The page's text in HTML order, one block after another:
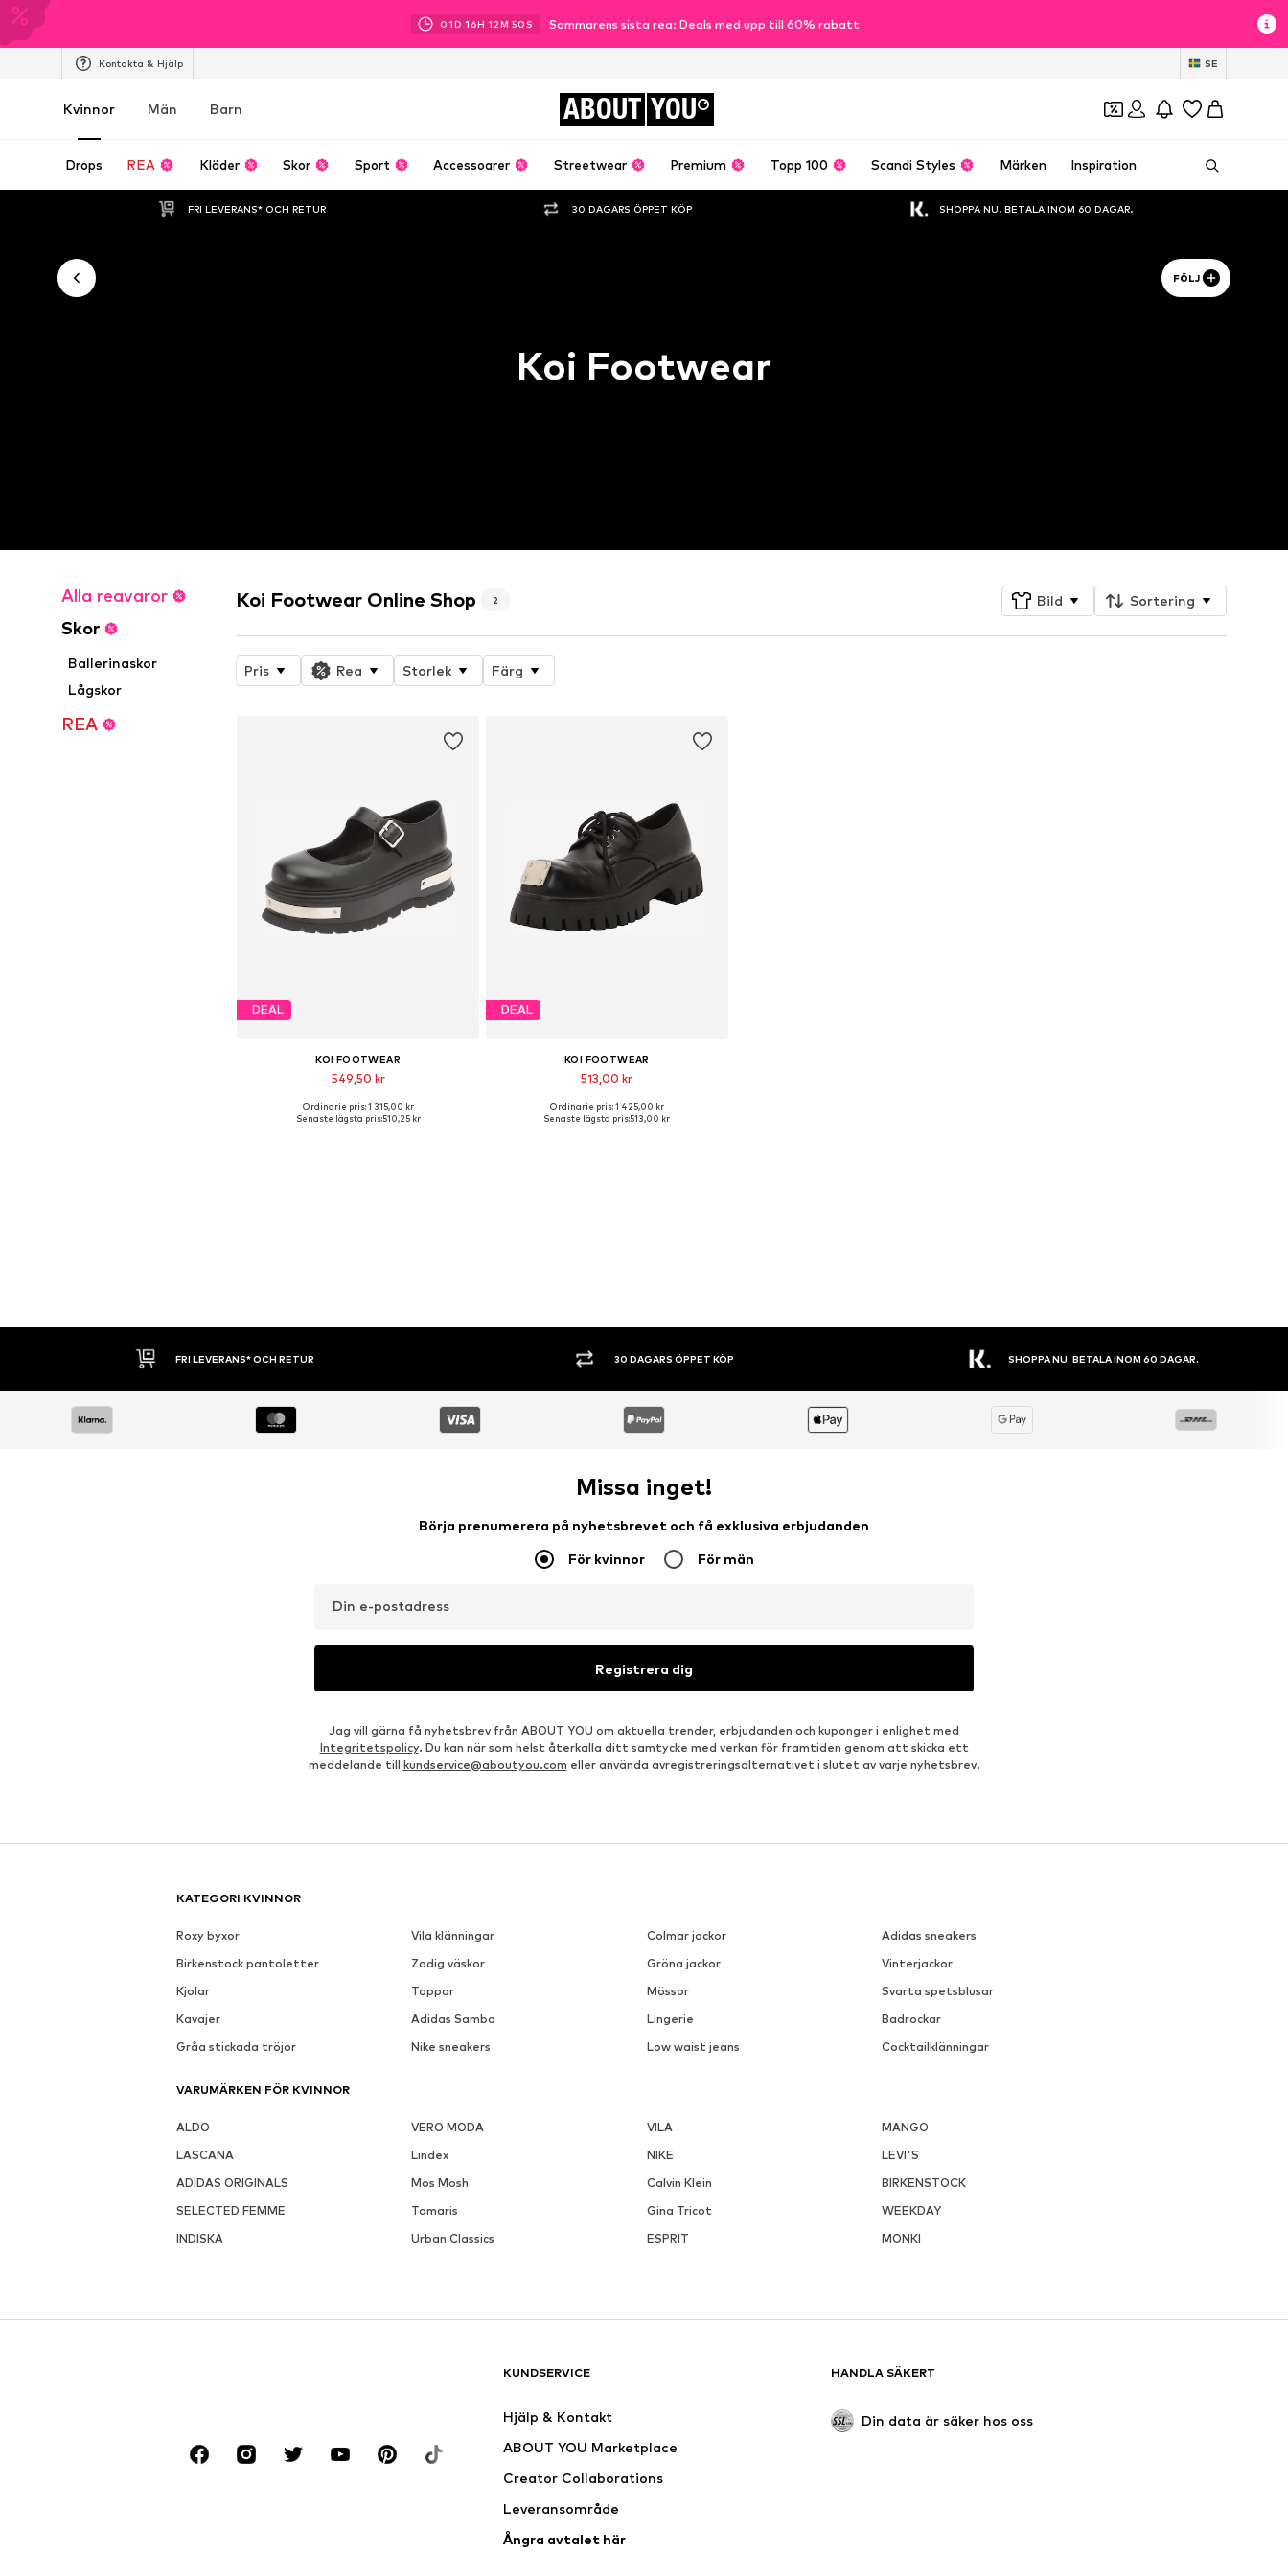
01D 16H 12M 49 S Sommarens sista rea: Deals med upp till 60% rabatt
Kontakta & Hjälp SE
Kvinnor Män Barn ABOUT YOU
Drops REA Kläder Skor Sport Accessoarer Streetwear Premium Topp 100 Scandi Styles Märken Inspiration
FRI LEVERANS* OCH RETUR 30 DAGARS ÖPPET KÖP SHOPPA NU. BETALA INOM 60 DAGAR.
FÖLJ
Koi Footwear
Alla reavaror
Skor
Ballerinaskor
Lågskor
REA
Koi Footwear Online Shop 2 Bild Sortering
Pris Rea Storlek Färg
DEAL
KOI FOOTWEAR
549,50 kr
Tillgängliga storlekar: 37, 38
Ordinarie pris: 1 315,00 kr
Senaste lägsta pris:510,25 kr
DEAL
KOI FOOTWEAR
513,00 kr
Tillgängliga storlekar: 38, 39
Ordinarie pris: 1 425,00 kr
Senaste lägsta pris:513,00 kr
FRI LEVERANS* OCH RETUR 30 DAGARS ÖPPET KÖP SHOPPA NU. BETALA INOM 60 DAGAR.
Missa inget!
Börja prenumerera på nyhetsbrevet och få exklusiva erbjudanden
För kvinnor För män
Din e-postadress
Registrera dig
Jag vill gärna få nyhetsbrev från ABOUT YOU om aktuella trender, erbjudanden och kuponger i enlighet med
Integritetspolicy. Du kan när som helst återkalla ditt samtycke med verkan för framtiden genom att skicka ett
meddelande till kundservice@aboutyou.com eller använda avregistreringsalternativet i slutet av varje nyhetsbrev.
KATEGORI KVINNOR
Roxy byxor Vila klänningar Colmar jackor
Adidas sneakers
Birkenstock pantoletter
Zadig väskor Gröna jackor
Vinterjackor
Kjolar
Toppar Mössor
Svarta spetsblusar
Kavajer
Adidas Samba Lingerie
Badrockar
Gråa stickada tröjor
Nike sneakers Low waist jeans Cocktailklänningar
VARUMÄRKEN FÖR KVINNOR
ALDO VERO MODA VILA
MANGO
LASCANA
Lindex NIKE
LEVI'S
ADIDAS ORIGINALS
Mos Mosh Calvin Klein
BIRKENSTOCK
SELECTED FEMME
Tamaris Gina Tricot
WEEKDAY
INDISKA
Urban Classics ESPRIT MONKI
KUNDSERVICE
Hjälp & Kontakt
ABOUT YOU Marketplace
Creator Collaborations
Leveransområde
Ångra avtalet här
HANDLA SÄKERT
Din data är säker hos oss